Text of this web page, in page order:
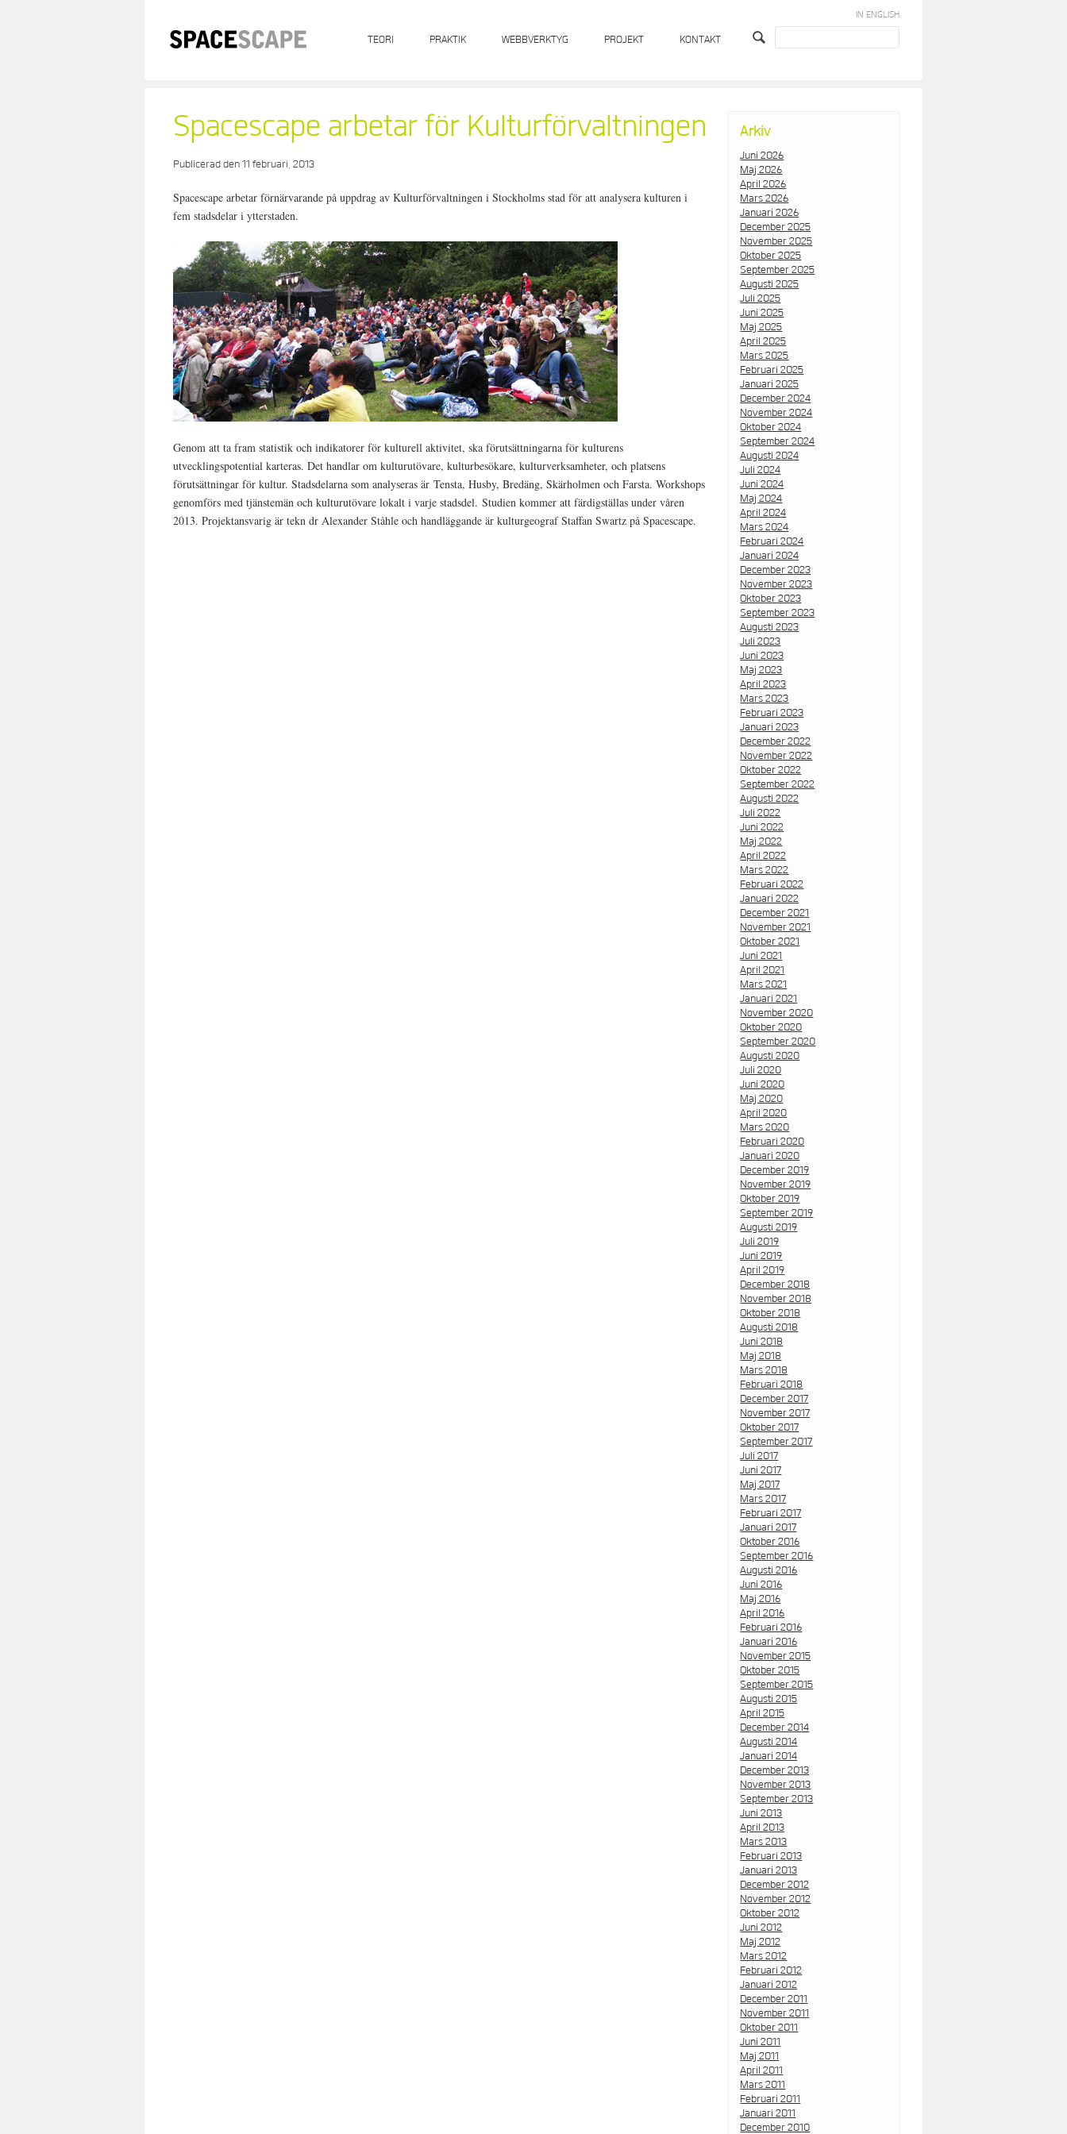
TEORI PRAKTIK WEBBVERKTYG PROJEKT KONTAKT
IN ENGLISH
Spacescape arbetar för Kulturförvaltningen
Publicerad den11 februari, 2013
Spacescape arbetar förnärvarande på uppdrag av Kulturförvaltningen i Stockholms stad för att analysera kulturen i
fem stadsdelar i ytterstaden.
Genom att ta fram statistik och indikatorer för kulturell aktivitet, ska förutsättningarna för kulturens
utvecklingspotential karteras. Det handlar om kulturutövare, kulturbesökare, kulturverksamheter, och platsens
förutsättningar för kultur. Stadsdelarna som analyseras är Tensta, Husby, Bredäng, Skärholmen och Farsta. Workshops
genomförs med tjänstemän och kulturutövare lokalt i varje stadsdel. Studien kommer att färdigställas under våren
2013. Projektansvarig är tekn dr Alexander Ståhle och handläggande är kulturgeograf Staffan Swartz på Spacescape.
Arkiv
Juni 2026
Maj 2026
April 2026
Mars 2026
Januari 2026
December 2025
November 2025
Oktober 2025
September 2025
Augusti 2025
Juli 2025
Juni 2025
Maj 2025
April 2025
Mars 2025
Februari 2025
Januari 2025
December 2024
November 2024
Oktober 2024
September 2024
Augusti 2024
Juli 2024
Juni 2024
Maj 2024
April 2024
Mars 2024
Februari 2024
Januari 2024
December 2023
November 2023
Oktober 2023
September 2023
Augusti 2023
Juli 2023
Juni 2023
Maj 2023
April 2023
Mars 2023
Februari 2023
Januari 2023
December 2022
November 2022
Oktober 2022
September 2022
Augusti 2022
Juli 2022
Juni 2022
Maj 2022
April 2022
Mars 2022
Februari 2022
Januari 2022
December 2021
November 2021
Oktober 2021
Juni 2021
April 2021
Mars 2021
Januari 2021
November 2020
Oktober 2020
September 2020
Augusti 2020
Juli 2020
Juni 2020
Maj 2020
April 2020
Mars 2020
Februari 2020
Januari 2020
December 2019
November 2019
Oktober 2019
September 2019
Augusti 2019
Juli 2019
Juni 2019
April 2019
December 2018
November 2018
Oktober 2018
Augusti 2018
Juni 2018
Maj 2018
Mars 2018
Februari 2018
December 2017
November 2017
Oktober 2017
September 2017
Juli 2017
Juni 2017
Maj 2017
Mars 2017
Februari 2017
Januari 2017
Oktober 2016
September 2016
Augusti 2016
Juni 2016
Maj 2016
April 2016
Februari 2016
Januari 2016
November 2015
Oktober 2015
September 2015
Augusti 2015
April 2015
December 2014
Augusti 2014
Januari 2014
December 2013
November 2013
September 2013
Juni 2013
April 2013
Mars 2013
Februari 2013
Januari 2013
December 2012
November 2012
Oktober 2012
Juni 2012
Maj 2012
Mars 2012
Februari 2012
Januari 2012
December 2011
November 2011
Oktober 2011
Juni 2011
Maj 2011
April 2011
Mars 2011
Februari 2011
Januari 2011
December 2010